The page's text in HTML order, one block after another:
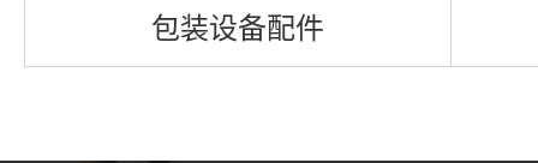
医疗检测设备配件